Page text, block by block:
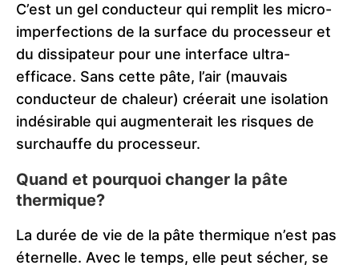
C’est un gel conducteur qui remplit les micro-
imperfections de la surface du processeur et
du dissipateur pour une interface ultra-
efficace. Sans cette pâte, l’air (mauvais
conducteur de chaleur) créerait une isolation
indésirable qui augmenterait les risques de
surchauffe du processeur.
Quand et pourquoi changer la pâte
thermique?
La durée de vie de la pâte thermique n’est pas
éternelle. Avec le temps, elle peut sécher, se